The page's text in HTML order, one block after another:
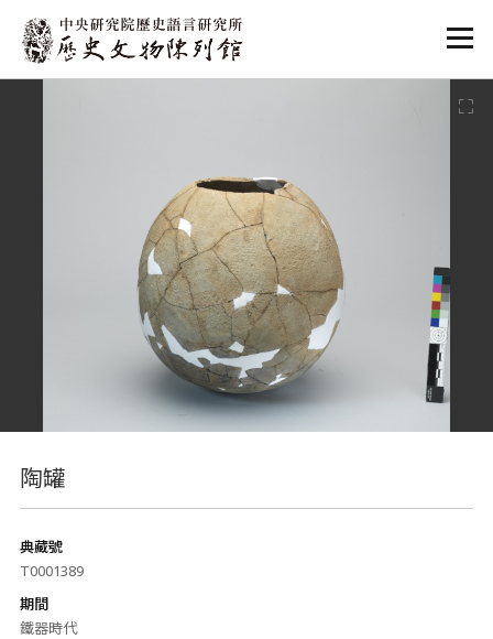
:::
陶罐
典藏號
T0001389
期間
鐵器時代